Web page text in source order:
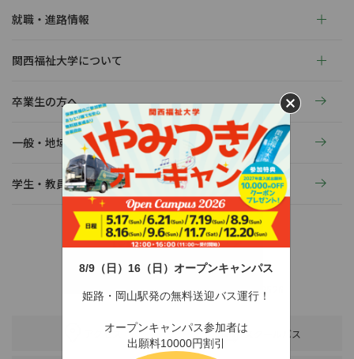
8/9（日）16（日）オープンキャンパス
姫路・岡山駅発の無料送迎バス運行！
オープンキャンパス参加者は
出願料10000円割引
就職・進路情報
関西福祉大学について
卒業生の方へ
一般・地域の方へ
学生・教員の活動
〒678-0255 兵庫県赤穂市新田380-3
TEL：0791-46-2525（代）FAX：0791-46-2526
アクセス スクールバス